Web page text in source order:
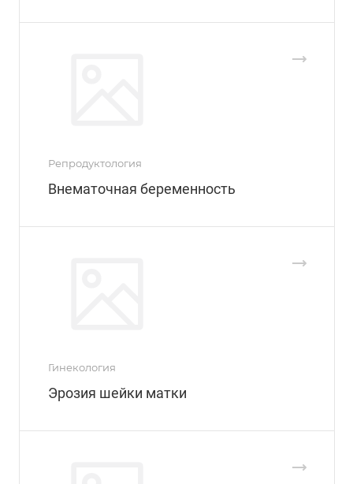
Репродуктология
Внематочная беременность
Гинекология
Эрозия шейки матки